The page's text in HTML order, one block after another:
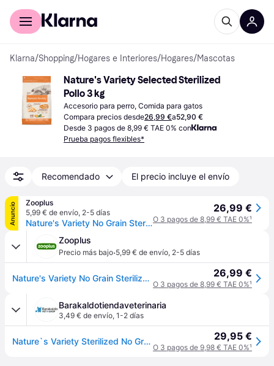
Comprar con Klarna
Klarna/Shopping/Hogares e Interiores/Hogares/Mascotas
Nature's Variety Selected Sterilized
Pollo 3 kg
Accesorio para perro, Comida para gatos
Compara precios desde26,99 €a52,90 €
Desde 3 pagos de 8,99 € TAE 0% con
Prueba pagos flexibles*
Recomendado El precio incluye el envío
Anuncio
Zooplus
5,99 € de envío, 2-5 días
Nature's Variety No Grain Sterilized Adult pollo campero - 3 kg
26,99 €
O 3 pagos de 8,99 € TAE 0%¹
Zooplus
Precio más bajo·5,99 € de envío, 2-5 días
Nature's Variety No Grain Sterilized Adult pollo campero - 3 kg 26,99 €
O 3 pagos de 8,99 € TAE 0%¹
Barakaldotiendaveterinaria
3,49 € de envío, 1-2 días
Nature`s Variety Sterilized No Grain Pollo Adult Gatos 3 Kg 29,95 €
O 3 pagos de 9,98 € TAE 0%¹